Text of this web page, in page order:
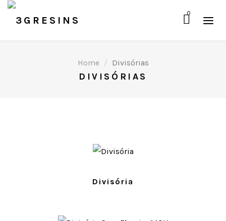
0
Home Divisórias
DIVISÓRIAS
Divisória